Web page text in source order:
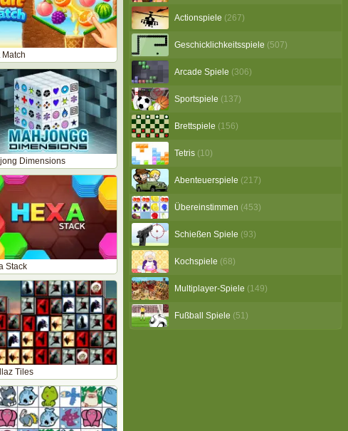
Match
Dimensions
Stack
Tiles
Actionspiele (267)
Geschicklichkeitsspiele (507)
Arcade Spiele (306)
Sportspiele (137)
Brettspiele (156)
Tetris (10)
Abenteuerspiele (217)
Übereinstimmen (453)
Schießen Spiele (93)
Kochspiele (68)
Multiplayer-Spiele (149)
Fußball Spiele (51)